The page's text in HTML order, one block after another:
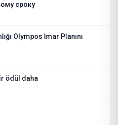
сроку
Olympos İmar Planını
ödül daha